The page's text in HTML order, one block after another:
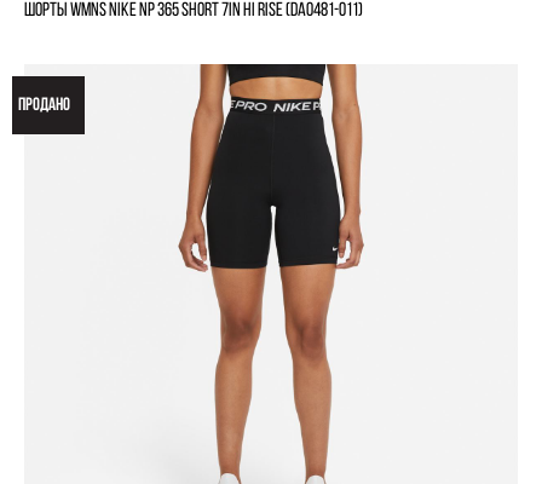
ШОРТЫ WMNS NIKE NP 365 SHORT 7IN HI RISE (DA0481-011)
ПРОДАНО